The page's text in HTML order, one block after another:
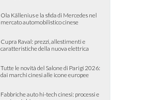
Ola Källenius e la sfida di Mercedes nel
mercato automobilistico cinese
Cupra Raval: prezzi, allestimenti e
caratteristiche della nuova elettrica
Tutte le novità del Salone di Parigi 2026:
dai marchi cinesi alle icone europee
Fabbriche auto hi-tech cinesi: processi e